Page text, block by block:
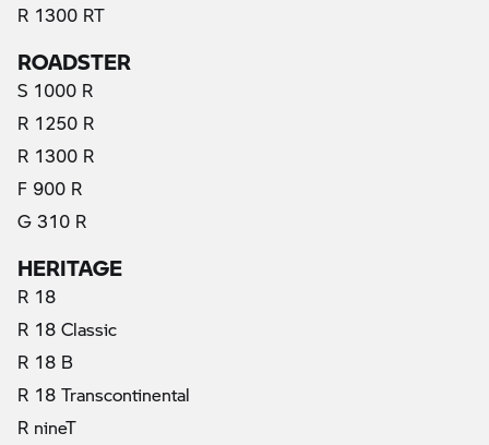
R 1300 RT
ROADSTER
S 1000 R
R 1250 R
R 1300 R
F 900 R
G 310 R
HERITAGE
R 18
R 18 Classic
R 18 B
R 18 Transcontinental
R nineT